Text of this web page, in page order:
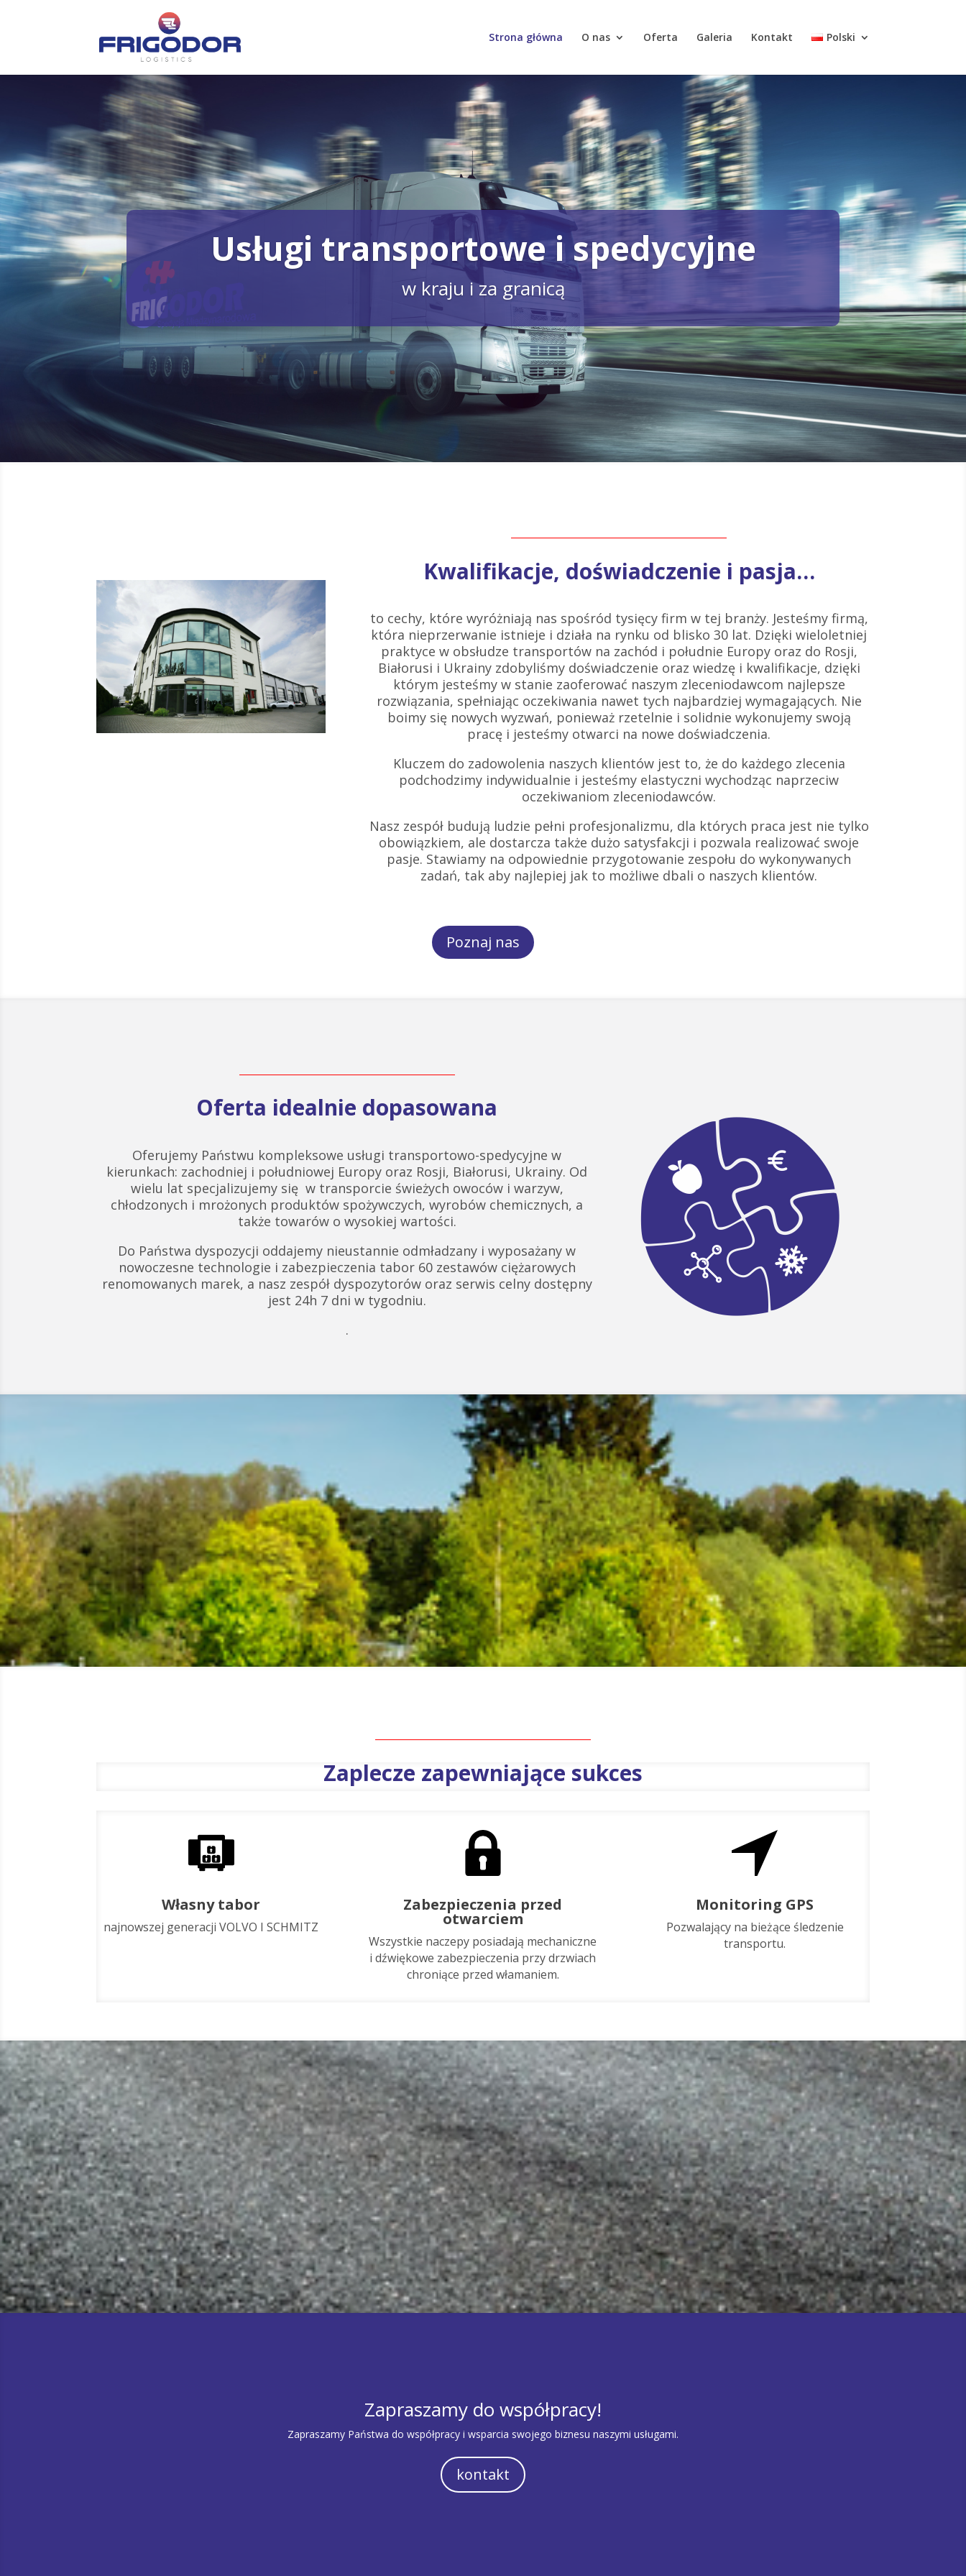
Strona główna O nas Oferta Galeria Kontakt Polski
Usługi transportowe i spedycyjne
w kraju i za granicą
Kwalifikacje, doświadczenie i pasja…
to cechy, które wyróżniają nas spośród tysięcy firm w tej branży. Jesteśmy firmą,
która nieprzerwanie istnieje i działa na rynku od blisko 30 lat. Dzięki wieloletniej
praktyce w obsłudze transportów na zachód i południe Europy oraz do Rosji,
Białorusi i Ukrainy zdobyliśmy doświadczenie oraz wiedzę i kwalifikacje, dzięki
którym jesteśmy w stanie zaoferować naszym zleceniodawcom najlepsze
rozwiązania, spełniając oczekiwania nawet tych najbardziej wymagających. Nie
boimy się nowych wyzwań, ponieważ rzetelnie i solidnie wykonujemy swoją
pracę i jesteśmy otwarci na nowe doświadczenia.
Kluczem do zadowolenia naszych klientów jest to, że do każdego zlecenia
podchodzimy indywidualnie i jesteśmy elastyczni wychodząc naprzeciw
oczekiwaniom zleceniodawców.
Nasz zespół budują ludzie pełni profesjonalizmu, dla których praca jest nie tylko
obowiązkiem, ale dostarcza także dużo satysfakcji i pozwala realizować swoje
pasje. Stawiamy na odpowiednie przygotowanie zespołu do wykonywanych
zadań, tak aby najlepiej jak to możliwe dbali o naszych klientów.
Poznaj nas
Oferta idealnie dopasowana
Oferujemy Państwu kompleksowe usługi transportowo-spedycyjne w
kierunkach: zachodniej i południowej Europy oraz Rosji, Białorusi, Ukrainy. Od
wielu lat specjalizujemy się w transporcie świeżych owoców i warzyw,
chłodzonych i mrożonych produktów spożywczych, wyrobów chemicznych, a
także towarów o wysokiej wartości.
Do Państwa dyspozycji oddajemy nieustannie odmładzany i wyposażany w
nowoczesne technologie i zabezpieczenia tabor 60 zestawów ciężarowych
renomowanych marek, a nasz zespół dyspozytorów oraz serwis celny dostępny
jest 24h 7 dni w tygodniu.
.
Zaplecze zapewniające sukces
Własny tabor
najnowszej generacji VOLVO I SCHMITZ
Zabezpieczenia przed
otwarciem
Wszystkie naczepy posiadają mechaniczne
i dźwiękowe zabezpieczenia przy drzwiach
chroniące przed włamaniem.
Monitoring GPS
Pozwalający na bieżące śledzenie
transportu.
Zapraszamy do współpracy!
Zapraszamy Państwa do współpracy i wsparcia swojego biznesu naszymi usługami.
kontakt